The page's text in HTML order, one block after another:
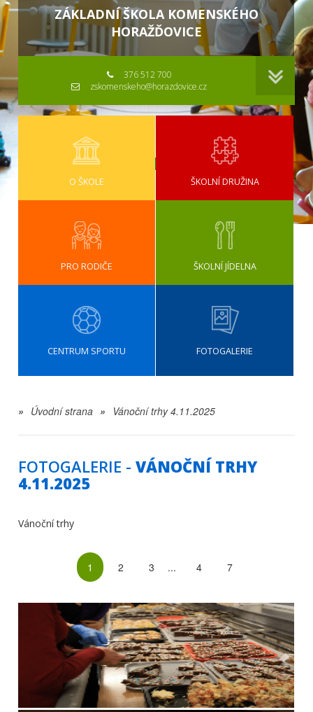
ZÁKLADNÍ ŠKOLA KOMENSKÉHO
HORAŽĎOVICE
376 512 700
zskomenskeho@horazdovice.cz
O ŠKOLE ŠKOLNÍ DRUŽINA
PRO RODIČE ŠKOLNÍ JÍDELNA
CENTRUM SPORTU FOTOGALERIE
» Úvodní strana » Vánoční trhy 4.11.2025
FOTOGALERIE -VÁNOČNÍ TRHY
4.11.2025
Vánoční trhy
1 2 3 ... 4 7